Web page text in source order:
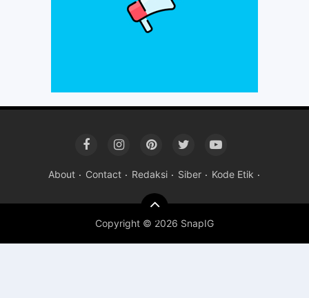
About Contact Redaksi Siber Kode Etik
Copyright © 2026 SnapIG